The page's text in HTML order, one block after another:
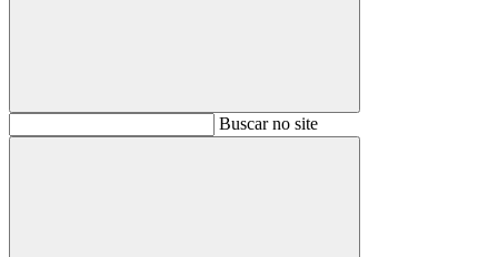
BuscarBuscar no site